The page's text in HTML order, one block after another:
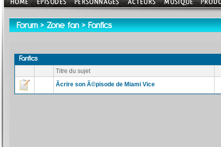
Forum>Zone fan> Fanfics
Fanfics
Titre du sujet
Ãcrire son Ã©pisode de Miami Vice